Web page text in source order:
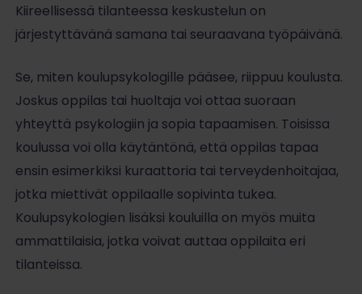
Kiireellisessä tilanteessa keskustelun on
järjestyttävänä samana tai seuraavana työpäivänä.
Se, miten koulupsykologille pääsee, riippuu koulusta.
Joskus oppilas tai huoltaja voi ottaa suoraan
yhteyttä psykologiin ja sopia tapaamisen. Toisissa
koulussa voi olla käytäntönä, että oppilas tapaa
ensin esimerkiksi kuraattoria tai terveydenhoitajaa,
jotka miettivät oppilaalle sopivinta tukea.
Koulupsykologien lisäksi kouluilla on myös muita
ammattilaisia, jotka voivat auttaa oppilaita eri
tilanteissa.